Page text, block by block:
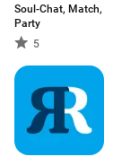
Soul-Chat, Match,
Party
5